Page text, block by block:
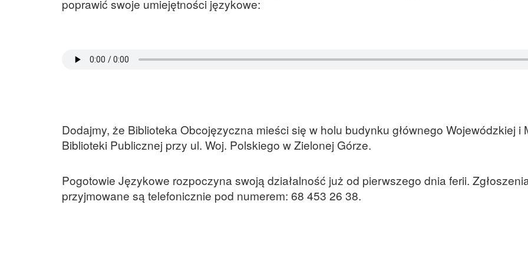
poprawić swoje umiejętności językowe:
Dodajmy, że Biblioteka Obcojęzyczna mieści się w holu budynku głównego Wojewódzkiej i
Biblioteki Publicznej przy ul. Woj. Polskiego w Zielonej Górze.
Pogotowie Językowe rozpoczyna swoją działalność już od pierwszego dnia ferii.
przyjmowane są telefonicznie pod numerem: 68 453 26 38.